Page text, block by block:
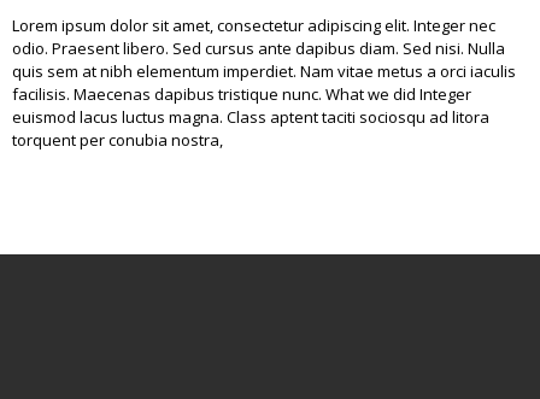
Lorem ipsum dolor sit amet, consectetur adipiscing elit. Integer nec
odio. Praesent libero. Sed cursus ante dapibus diam. Sed nisi. Nulla
quis sem at nibh elementum imperdiet. Nam vitae metus a orci iaculis
facilisis. Maecenas dapibus tristique nunc. What we did Integer
euismod lacus luctus magna. Class aptent taciti sociosqu ad litora
torquent per conubia nostra,